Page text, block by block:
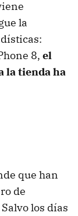
la
8, el
la tienda ha
que han
de
los días